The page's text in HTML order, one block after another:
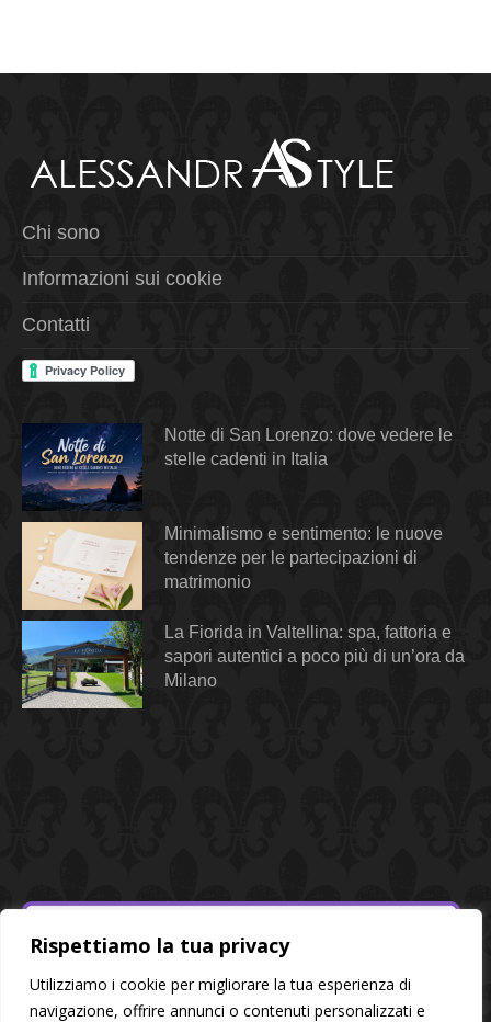
Rispettiamo la tua privacy
Utilizziamo i cookie per migliorare la tua esperienza di
navigazione, offrire annunci o contenuti personalizzati e
Chi sono
Informazioni sui cookie
Contatti
Notte di San Lorenzo: dove vedere le
stelle cadenti in Italia
Minimalismo e sentimento: le nuove
tendenze per le partecipazioni di
matrimonio
La Fiorida in Valtellina: spa, fattoria e
sapori autentici a poco più di un’ora da
Milano